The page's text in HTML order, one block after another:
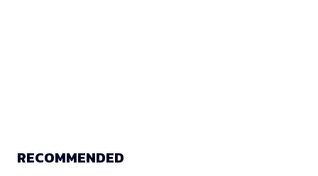
RECOMMENDED